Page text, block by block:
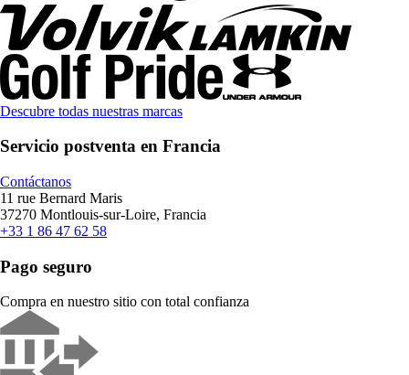
Descubre todas nuestras marcas
Servicio postventa en Francia
Contáctanos
11 rue Bernard Maris
37270 Montlouis-sur-Loire, Francia
+33 1 86 47 62 58
Pago seguro
Compra en nuestro sitio con total confianza